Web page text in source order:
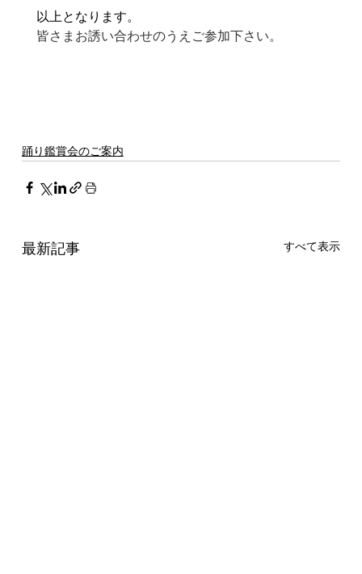
以上となります。
皆さまお誘い合わせのうえご参加下さい。
踊り鑑賞会のご案内
最新記事 すべて表示